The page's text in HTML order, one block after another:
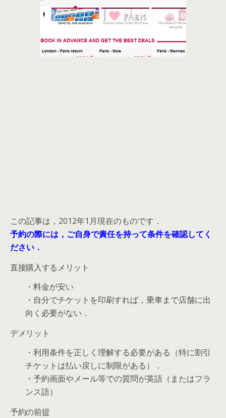
この記事は，2012年1月現在のものです．
予約の際には，ご自身で責任を持って条件を確認してく
ださい．
直接購入するメリット
・料金が安い
・自分でチケットを印刷すれば，乗車まで店舗に出
向く必要がない．
デメリット
・利用条件を正しく理解する必要がある（特に割引
チケットは払い戻しに制限がある）．
・予約画面やメール等での質問が英語（またはフラ
ンス語）
予約の前提